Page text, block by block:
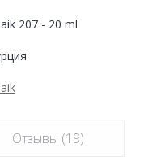
207 - 20 ml
Отзывы (19)